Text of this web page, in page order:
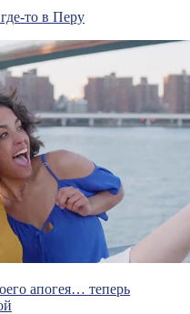
то в Перу
апогея… теперь